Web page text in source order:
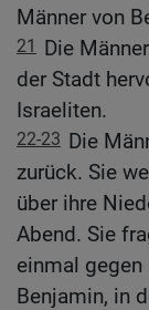
Männer von
21 Die
der Stadt
Israeliten.
22-23 Die
zurück. Sie
über ihre
Abend. Sie
einmal gegen
Benjamin, in